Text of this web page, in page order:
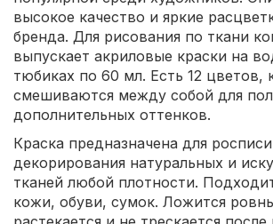
высокое качество и яркие
бренда. Для рисования по ткани
выпускает акриловые краски на
тюбиках по 60 мл. Есть 12 цветов,
смешиваются между собой для
дополнительных оттенков.
Краска предназначена для
декорирования натуральных и
тканей любой плотности.
кожи, обуви, сумок. Ложится